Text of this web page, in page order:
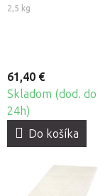
prírodného
2,5 kg
61,40 €
Skladom (dod. do
24h)
Do košíka